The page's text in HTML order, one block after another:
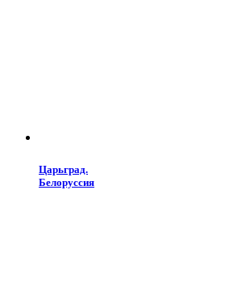
Царьград.
Белоруссия